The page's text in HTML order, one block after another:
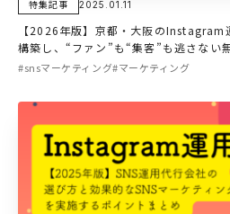
特集記事 2025.01.11
【2026年版】京都・大阪のInstagram
構築し、“ファン”も“集客”も逃さない
#snsマーケティング#マーケティング